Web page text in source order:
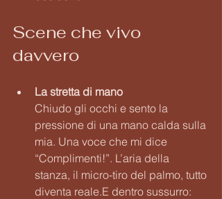
Scene che vivo
davvero
La stretta di mano
Chiudo gli occhi e sento la
pressione di una mano calda sulla
mia. Una voce che mi dice
“Complimenti!”. L’aria della
stanza, il micro-tiro del palmo, tutto
diventa reale.E dentro sussurro: